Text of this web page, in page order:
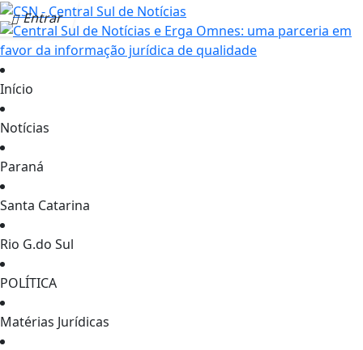
Entrar
Início
Notícias
Paraná
Santa Catarina
Rio G.do Sul
POLÍTICA
Matérias Jurídicas